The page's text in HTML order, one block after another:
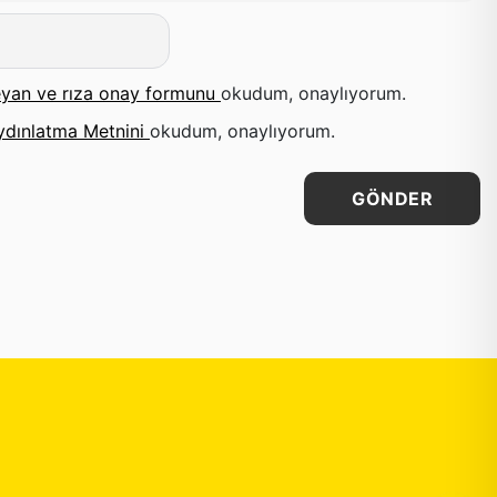
ve rıza onay formunu okudum, onaylıyorum.
Metnini okudum, onaylıyorum.
GÖNDER